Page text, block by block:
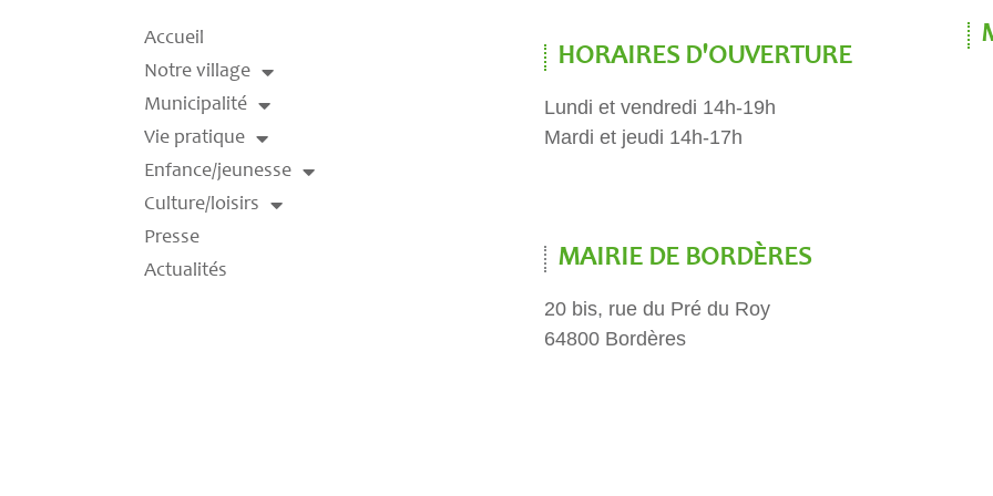
Accueil
Notre village
Municipalité
Vie pratique
Enfance/jeunesse
Culture/loisirs
Presse
Actualités
HORAIRES D'OUVERTURE
Lundi et vendredi 14h-19h
Mardi et jeudi 14h-17h
MAIRIE DE BORDÈRES
20 bis, rue du Pré du Roy
64800 Bordères